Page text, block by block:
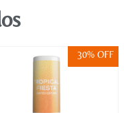
30% OFF